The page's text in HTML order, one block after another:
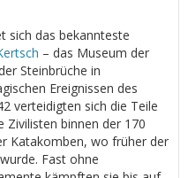
sich das bekannteste
– das Museum der
Steinbrüche in
Ereignissen des
verteidigten sich die Teile
Zivilisten binnen der 170
Katakomben, wo früher der
Fast ohne